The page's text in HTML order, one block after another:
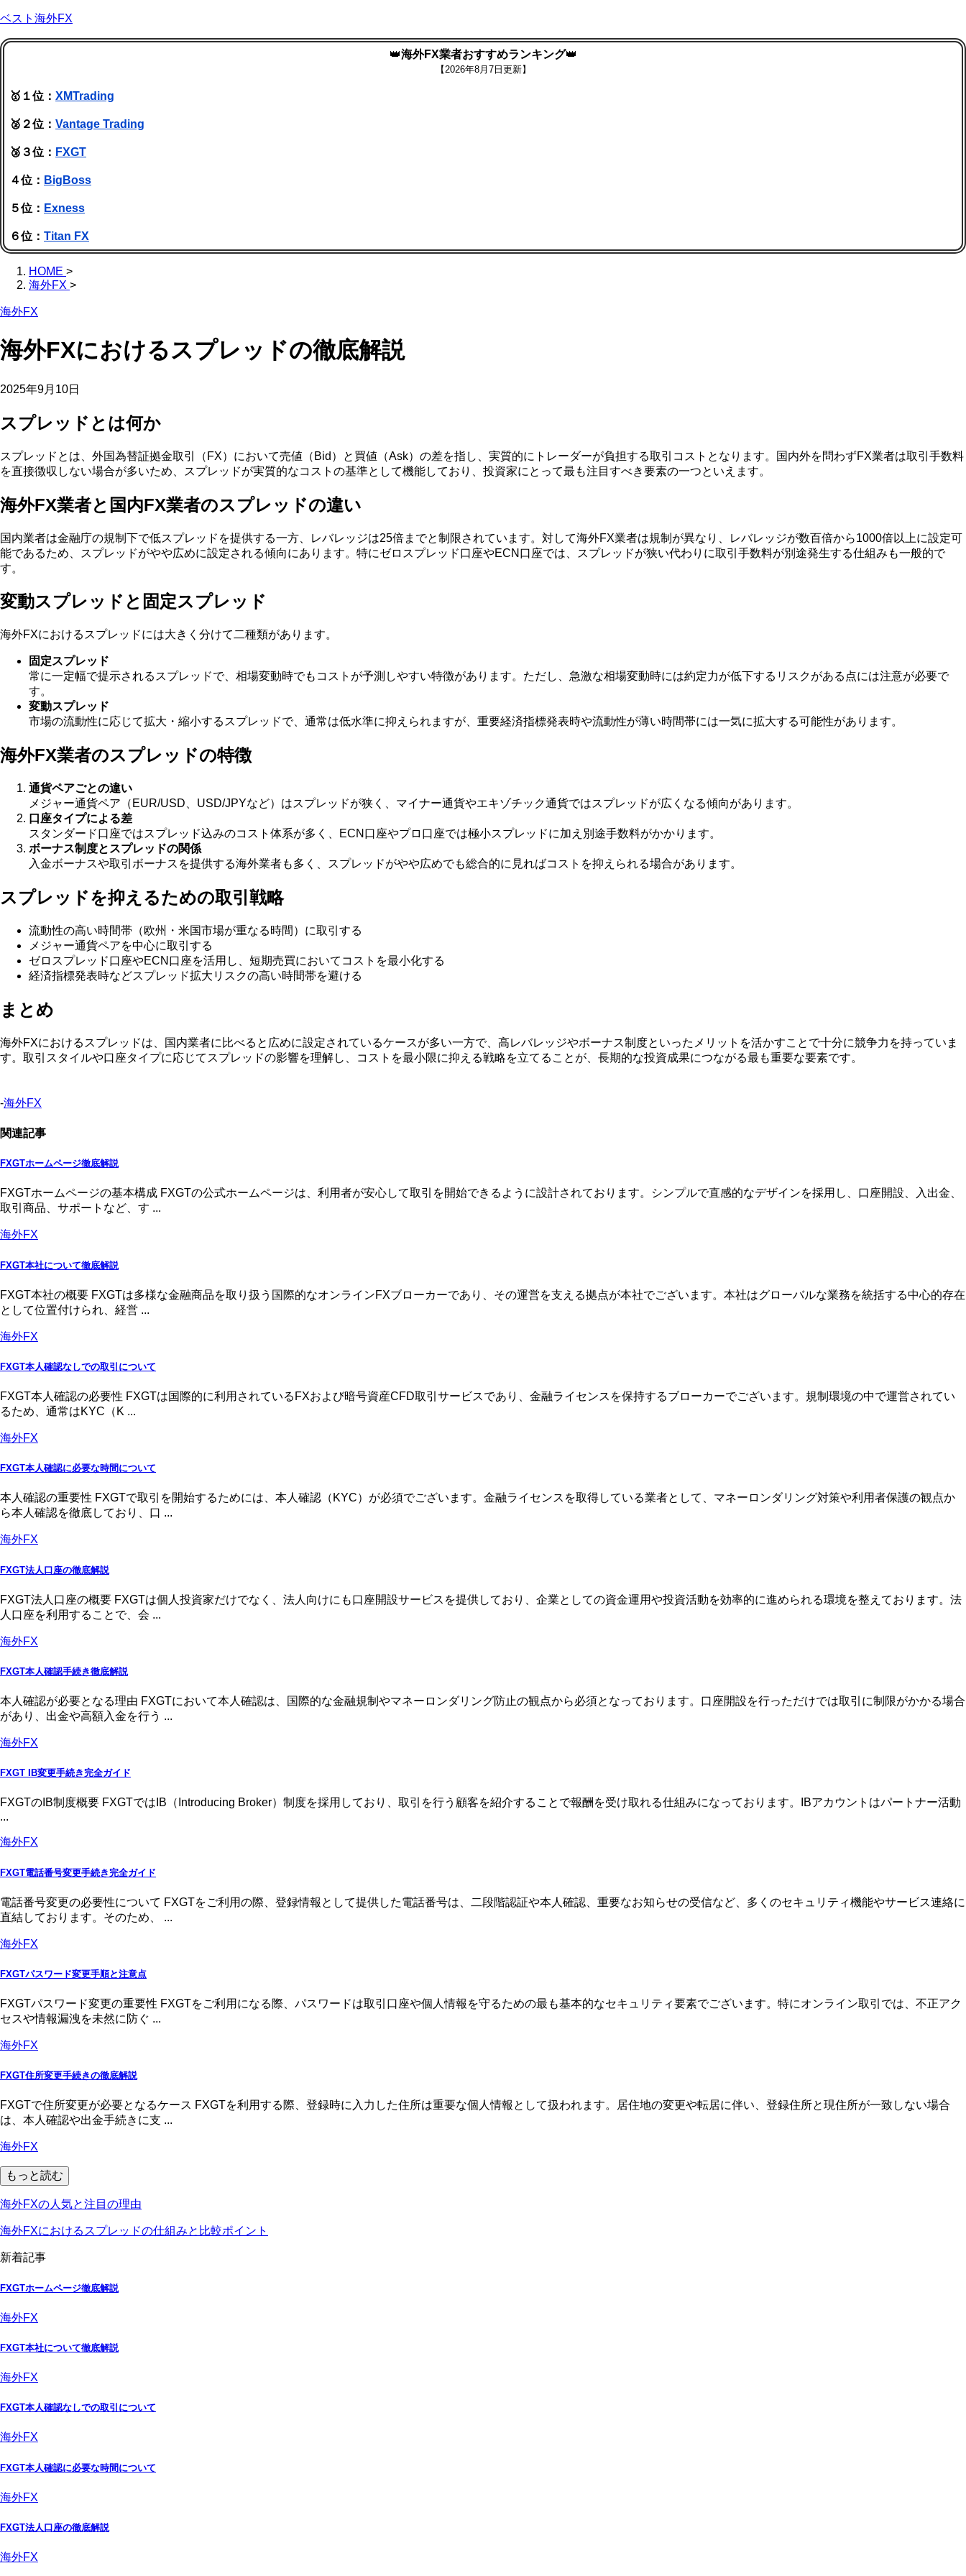
ベスト海外FX
👑海外FX業者おすすめランキング👑
【2026年8月7日更新】
🥇１位： XMTrading
🥈２位： Vantage Trading
🥉３位： FXGT
４位： BigBoss
５位： Exness
６位： Titan FX
HOME >
海外FX >
海外FX
海外FXにおけるスプレッドの徹底解説
2025年9月10日
スプレッドとは何か
スプレッドとは、外国為替証拠金取引（FX）において売値（Bid）と買値（Ask）の差を指し、実質的にトレーダーが負担する取引コストとなります。国内外を問わずFX業者は取引手数料
を直接徴収しない場合が多いため、スプレッドが実質的なコストの基準として機能しており、投資家にとって最も注目すべき要素の一つといえます。
海外FX業者と国内FX業者のスプレッドの違い
国内業者は金融庁の規制下で低スプレッドを提供する一方、レバレッジは25倍までと制限されています。対して海外FX業者は規制が異なり、レバレッジが数百倍から1000倍以上に設定可
能であるため、スプレッドがやや広めに設定される傾向にあります。特にゼロスプレッド口座やECN口座では、スプレッドが狭い代わりに取引手数料が別途発生する仕組みも一般的で
す。
変動スプレッドと固定スプレッド
海外FXにおけるスプレッドには大きく分けて二種類があります。
固定スプレッド
常に一定幅で提示されるスプレッドで、相場変動時でもコストが予測しやすい特徴があります。ただし、急激な相場変動時には約定力が低下するリスクがある点には注意が必要で
す。
変動スプレッド
市場の流動性に応じて拡大・縮小するスプレッドで、通常は低水準に抑えられますが、重要経済指標発表時や流動性が薄い時間帯には一気に拡大する可能性があります。
海外FX業者のスプレッドの特徴
通貨ペアごとの違い
メジャー通貨ペア（EUR/USD、USD/JPYなど）はスプレッドが狭く、マイナー通貨やエキゾチック通貨ではスプレッドが広くなる傾向があります。
口座タイプによる差
スタンダード口座ではスプレッド込みのコスト体系が多く、ECN口座やプロ口座では極小スプレッドに加え別途手数料がかかります。
ボーナス制度とスプレッドの関係
入金ボーナスや取引ボーナスを提供する海外業者も多く、スプレッドがやや広めでも総合的に見ればコストを抑えられる場合があります。
スプレッドを抑えるための取引戦略
流動性の高い時間帯（欧州・米国市場が重なる時間）に取引する
メジャー通貨ペアを中心に取引する
ゼロスプレッド口座やECN口座を活用し、短期売買においてコストを最小化する
経済指標発表時などスプレッド拡大リスクの高い時間帯を避ける
まとめ
海外FXにおけるスプレッドは、国内業者に比べると広めに設定されているケースが多い一方で、高レバレッジやボーナス制度といったメリットを活かすことで十分に競争力を持っていま
す。取引スタイルや口座タイプに応じてスプレッドの影響を理解し、コストを最小限に抑える戦略を立てることが、長期的な投資成果につながる最も重要な要素です。
-海外FX
関連記事
FXGTホームページ徹底解説
FXGTホームページの基本構成 FXGTの公式ホームページは、利用者が安心して取引を開始できるように設計されております。シンプルで直感的なデザインを採用し、口座開設、入出金、
取引商品、サポートなど、す ...
海外FX
FXGT本社について徹底解説
FXGT本社の概要 FXGTは多様な金融商品を取り扱う国際的なオンラインFXブローカーであり、その運営を支える拠点が本社でございます。本社はグローバルな業務を統括する中心的存在
として位置付けられ、経営 ...
海外FX
FXGT本人確認なしでの取引について
FXGT本人確認の必要性 FXGTは国際的に利用されているFXおよび暗号資産CFD取引サービスであり、金融ライセンスを保持するブローカーでございます。規制環境の中で運営されてい
るため、通常はKYC（K ...
海外FX
FXGT本人確認に必要な時間について
本人確認の重要性 FXGTで取引を開始するためには、本人確認（KYC）が必須でございます。金融ライセンスを取得している業者として、マネーロンダリング対策や利用者保護の観点か
ら本人確認を徹底しており、口 ...
海外FX
FXGT法人口座の徹底解説
FXGT法人口座の概要 FXGTは個人投資家だけでなく、法人向けにも口座開設サービスを提供しており、企業としての資金運用や投資活動を効率的に進められる環境を整えております。法
人口座を利用することで、会 ...
海外FX
FXGT本人確認手続き徹底解説
本人確認が必要となる理由 FXGTにおいて本人確認は、国際的な金融規制やマネーロンダリング防止の観点から必須となっております。口座開設を行っただけでは取引に制限がかかる場合
があり、出金や高額入金を行う ...
海外FX
FXGT IB変更手続き完全ガイド
FXGTのIB制度概要 FXGTではIB（Introducing Broker）制度を採用しており、取引を行う顧客を紹介することで報酬を受け取れる仕組みになっております。IBアカウントはパートナー活動
...
海外FX
FXGT電話番号変更手続き完全ガイド
電話番号変更の必要性について FXGTをご利用の際、登録情報として提供した電話番号は、二段階認証や本人確認、重要なお知らせの受信など、多くのセキュリティ機能やサービス連絡に
直結しております。そのため、 ...
海外FX
FXGTパスワード変更手順と注意点
FXGTパスワード変更の重要性 FXGTをご利用になる際、パスワードは取引口座や個人情報を守るための最も基本的なセキュリティ要素でございます。特にオンライン取引では、不正アク
セスや情報漏洩を未然に防ぐ ...
海外FX
FXGT住所変更手続きの徹底解説
FXGTで住所変更が必要となるケース FXGTを利用する際、登録時に入力した住所は重要な個人情報として扱われます。居住地の変更や転居に伴い、登録住所と現住所が一致しない場合
は、本人確認や出金手続きに支 ...
海外FX
もっと読む
海外FXの人気と注目の理由
海外FXにおけるスプレッドの仕組みと比較ポイント
新着記事
FXGTホームページ徹底解説
海外FX
FXGT本社について徹底解説
海外FX
FXGT本人確認なしでの取引について
海外FX
FXGT本人確認に必要な時間について
海外FX
FXGT法人口座の徹底解説
海外FX